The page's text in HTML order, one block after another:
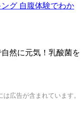
グ 自腹体験でわか
然に元気！乳酸菌を
広告が含まれています。